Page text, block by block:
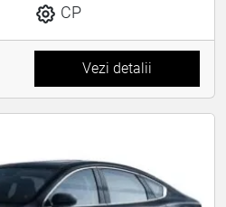
CP
Vezi detalii